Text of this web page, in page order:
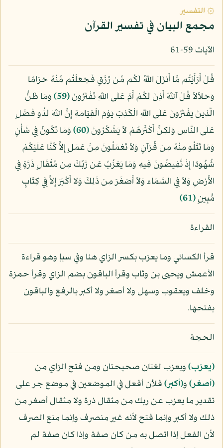
۞ التفسير
مجمع البيان في تفسير القرآن
الآيات 59-61
قُلْ أَرَأَيْتُم مَّا أَنزَلَ اللّهُ لَكُم مِّن رِّزْقٍ فَجَعَلْتُم مِّنْهُ حَرَامًا
وَحَلاَلاً قُلْ آللّهُ أَذِنَ لَكُمْ أَمْ عَلَى اللّهِ تَفْتَرُونَ﴿59﴾
وَمَا ظَنُّ
الَّذِينَ يَفْتَرُونَ عَلَى اللّهِ الْكَذِبَ يَوْمَ الْقِيَامَةِ إِنَّ اللّهَ لَذُو فَضْلٍ
عَلَى النَّاسِ وَلَكِنَّ أَكْثَرَهُمْ لاَ يَشْكُرُونَ﴿60﴾
وَمَا تَكُونُ فِي شَأْنٍ
وَمَا تَتْلُو مِنْهُ مِن قُرْآنٍ وَلاَ تَعْمَلُونَ مِنْ عَمَلٍ إِلاَّ كُنَّا عَلَيْكُمْ
شُهُودًا إِذْ تُفِيضُونَ فِيهِ وَمَا يَعْزُبُ عَن رَّبِّكَ مِن مِّثْقَالِ ذَرَّةٍ فِي
الأَرْضِ وَلاَ فِي السَّمَاء وَلاَ أَصْغَرَ مِن ذَلِكَ وَلا أَكْبَرَ إِلاَّ فِي كِتَابٍ
مُّبِينٍ﴿61﴾
القراءة
قرأ الكسائي وما يعزب بكسر الزاي هنا وفي سبإ وهو قراءة
الأعمش ويحيى بن وثاب وقرأ الباقون بضم الزاي وقرأ حمزة
وخلف ويعقوب وسهل ولا أصغر ولا أكبر بالرفع والباقون
بفتحها.
الحجة
﴿يعزب﴾ويعزب لغتان صحيحتان ومن فتح الزاي من
﴿أصغر﴾و﴿أكبر﴾فلأن أفعل في الموضعين في موضع جر على
تقدير ما يعزب عن ربك من مثقال ذرة ولا مثقال أصغر من
ذلك ولا أكبر وإنما فتح لأنه غير منصرف وإنما منع الصرف
لأن الفعل إذا اتصل به من كان صفة وإذا كان صفة لم